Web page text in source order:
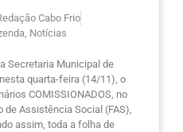
Cabo Frio
Notícias
Secretaria Municipal de
quarta-feira (14/11), o
COMISSIONADOS, no
de Assistência Social (FAS),
assim, toda a folha de